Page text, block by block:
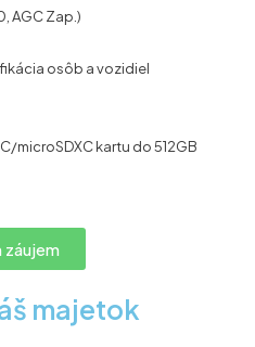
AGC Zap.)
osôb a vozidiel
microSDXC kartu do 512GB
záujem
majetok